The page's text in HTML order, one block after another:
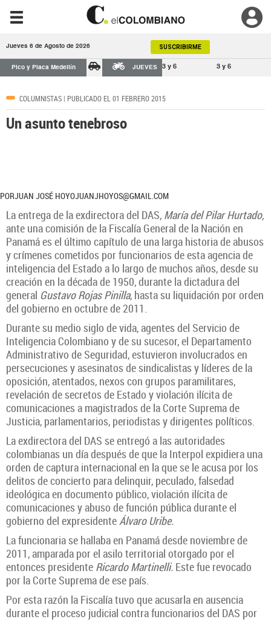
Jueves 6 de Agosto de 2026 SUSCRIBIRME
Pico y Placa Medellín JUEVES 3 y 6 3 y 6
COLUMNISTAS | PUBLICADO EL 01 FEBRERO 2015
Un asunto tenebroso
PORJUAN JOSÉ HOYOJUANJHOYOS@GMAIL.COM
La entrega de la exdirectora del DAS, María del Pilar Hurtado,
ante una comisión de la Fiscalía General de la Nación en
Panamá es el último capítulo de una larga historia de abusos
y crímenes cometidos por funcionarios de esta agencia de
inteligencia del Estado a lo largo de muchos años, desde su
creación en la década de 1950, durante la dictadura del
general Gustavo Rojas Pinilla, hasta su liquidación por orden
del gobierno en octubre de 2011.
Durante su medio siglo de vida, agentes del Servicio de
Inteligencia Colombiano y de su sucesor, el Departamento
Administrativo de Seguridad, estuvieron involucrados en
persecuciones y asesinatos de sindicalistas y líderes de la
oposición, atentados, nexos con grupos paramilitares,
revelación de secretos de Estado y violación ilícita de
comunicaciones a magistrados de la Corte Suprema de
Justicia, parlamentarios, periodistas y dirigentes políticos.
La exdirectora del DAS se entregó a las autoridades
colombianas un día después de que la Interpol expidiera una
orden de captura internacional en la que se le acusa por los
delitos de concierto para delinquir, peculado, falsedad
ideológica en documento público, violación ilícita de
comunicaciones y abuso de función pública durante el
gobierno del expresidenteÁlvaro Uribe.
La funcionaria se hallaba en Panamá desde noviembre de
2011, amparada por el asilo territorial otorgado por el
entonces presidente Ricardo Martinelli. Este fue revocado
por la Corte Suprema de ese país.
Por esta razón la Fiscalía tuvo que acusarla en ausencia
durante el proceso judicial contra funcionarios del DAS por